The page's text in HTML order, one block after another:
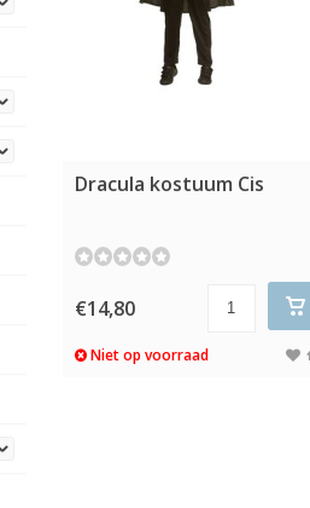
Dracula kostuum Cis
€14,80
Niet op voorraad